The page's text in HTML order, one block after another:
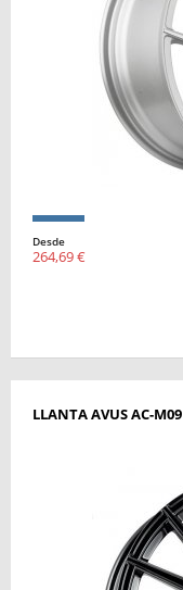
Desde
264,69 €
LLANTA AVUS AC-M09